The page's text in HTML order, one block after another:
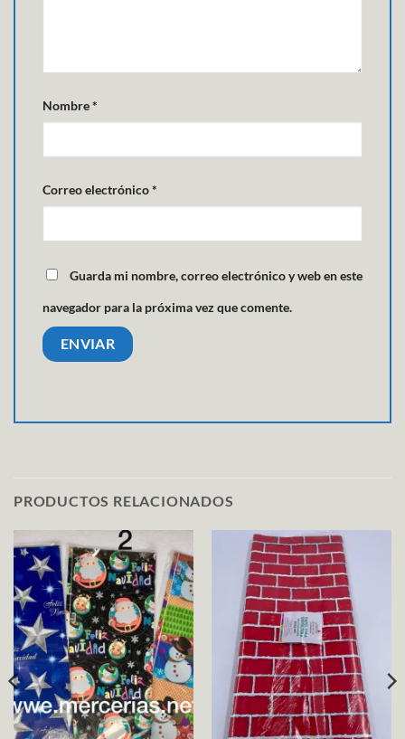
Nombre*
Correo electrónico*
Guarda mi nombre, correo electrónico y web en este
navegador para la próxima vez que comente.
PRODUCTOS RELACIONADOS